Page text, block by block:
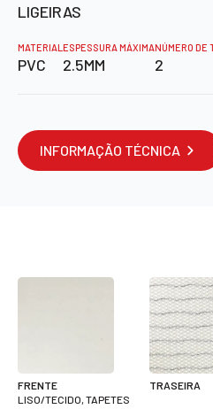
LIGEIRAS
MATERIAL
PVC
ESPESSURA MÁXIMA
2.5MM
NÚMERO DE
2
INFORMAÇÃO TÉCNICA
LISO/TECIDO, TAPETES
FRENTE TRASEIRA